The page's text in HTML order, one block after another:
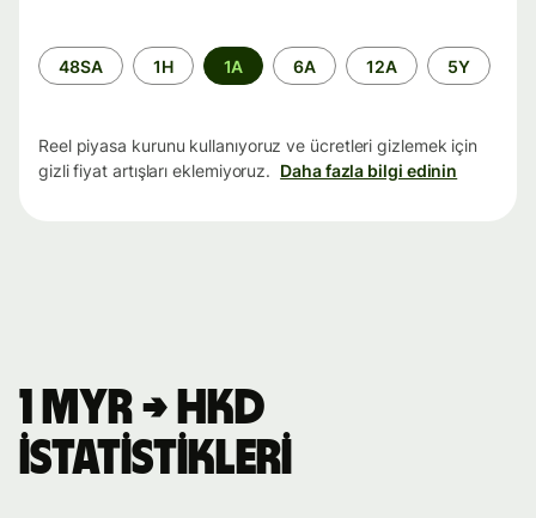
Zaman
aralığı
48SA 1H 1A 6A 12A 5Y
Reel piyasa kurunu kullanıyoruz ve ücretleri gizlemek için
gizli fiyat artışları eklemiyoruz. Daha fazla bilgi edinin
1 MYR → HKD
istatistikleri